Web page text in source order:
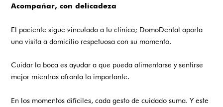
Acompañar, con delicadeza
El paciente sigue vinculado a tu clínica; DomoDental aporta
una visita a domicilio respetuosa con su momento.
Cuidar la boca es ayudar a que pueda alimentarse y sentirse
mejor mientras afronta lo importante.
En los momentos difíciles, cada gesto de cuidado suma. Y este